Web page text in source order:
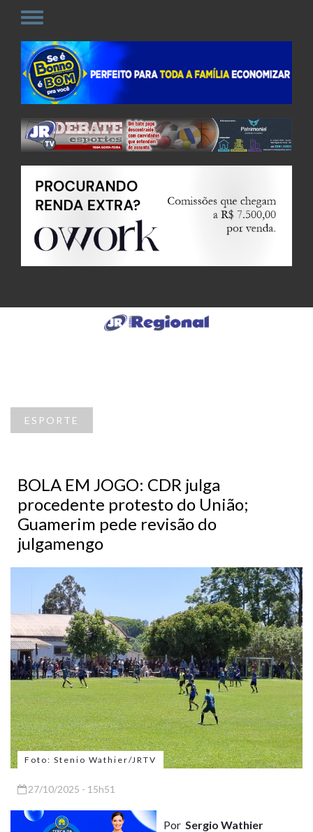
ESPORTE
BOLA EM JOGO: CDR julga
procedente protesto do União;
Guamerim pede revisão do
julgamengo
Foto: Stenio Wathier/JRTV
27/10/2025 - 15h51
Por Sergio Wathier